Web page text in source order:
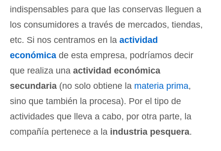
indispensables para que las conservas lleguen a
los consumidores a través de mercados, tiendas,
etc. Si nos centramos en la actividad
económica de esta empresa, podríamos decir
que realiza una actividad económica
secundaria (no solo obtiene la materia prima,
sino que también la procesa). Por el tipo de
actividades que lleva a cabo, por otra parte, la
compañía pertenece a la industria pesquera.